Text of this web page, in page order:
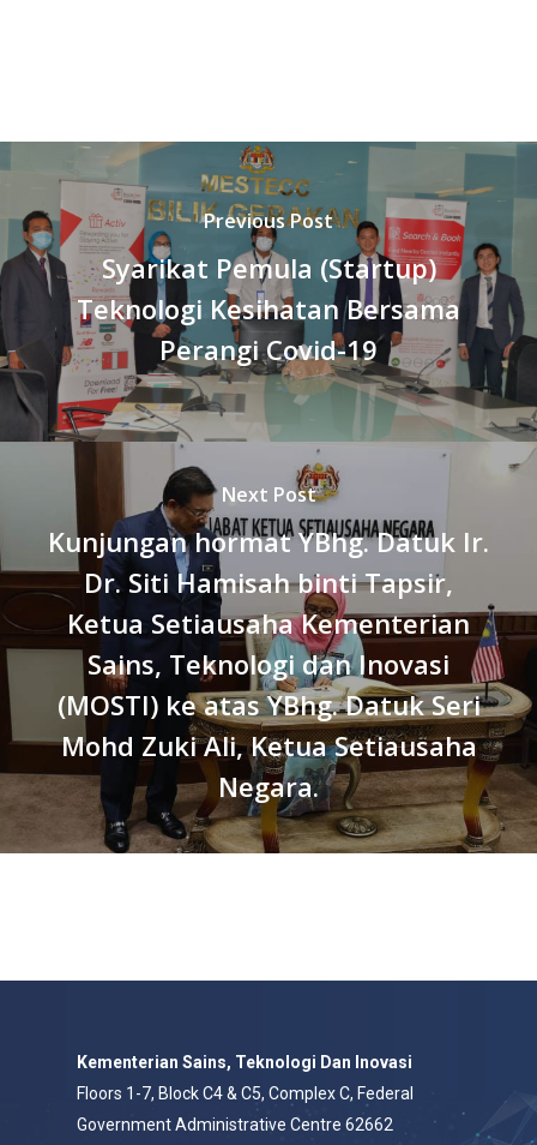
Previous Post
Syarikat Pemula (Startup)
Teknologi Kesihatan Bersama
Perangi Covid-19
Next Post
Kunjungan hormat YBhg. Datuk Ir.
Dr. Siti Hamisah binti Tapsir,
Ketua Setiausaha Kementerian
Sains, Teknologi dan Inovasi
(MOSTI) ke atas YBhg. Datuk Seri
Mohd Zuki Ali, Ketua Setiausaha
Negara.
Kementerian Sains, Teknologi Dan Inovasi
Floors 1-7, Block C4 & C5, Complex C, Federal
Government Administrative Centre 62662